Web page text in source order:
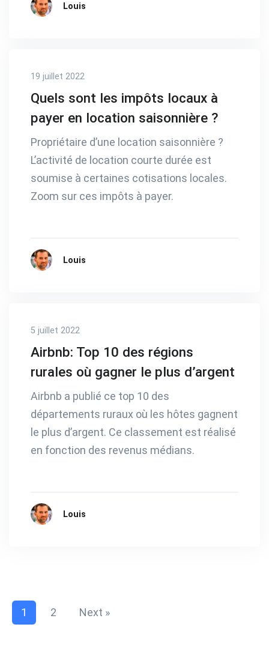
Louis
19 juillet 2022
Quels sont les impôts locaux à
payer en location saisonnière ?
Propriétaire d’une location saisonnière ?
L’activité de location courte durée est
soumise à certaines cotisations locales.
Zoom sur ces impôts à payer.
Louis
5 juillet 2022
Airbnb: Top 10 des régions
rurales où gagner le plus d’argent
Airbnb a publié ce top 10 des
départements ruraux où les hôtes gagnent
le plus d’argent. Ce classement est réalisé
en fonction des revenus médians.
Louis
1 2 Next »